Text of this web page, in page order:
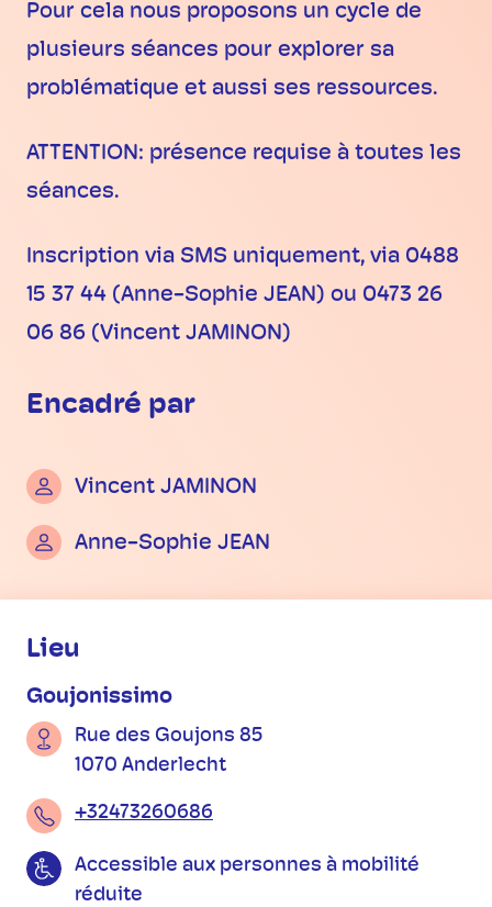
Pour cela nous proposons un cycle de
plusieurs séances pour explorer sa
problématique et aussi ses ressources.
ATTENTION: présence requise à toutes les
séances.
Inscription via SMS uniquement, via 0488
15 37 44 (Anne-Sophie JEAN) ou 0473 26
06 86 (Vincent JAMINON)
Encadré par
Vincent JAMINON
Anne-Sophie JEAN
Informations pratiques
Lieu
Goujonissimo
Rue des Goujons 85
1070 Anderlecht
+32473260686
Accessible aux personnes à mobilité
réduite